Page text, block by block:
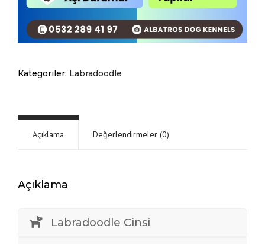
Kategoriler: Labradoodle
Açıklama Değerlendirmeler (0)
Açıklama
Labradoodle Cinsi